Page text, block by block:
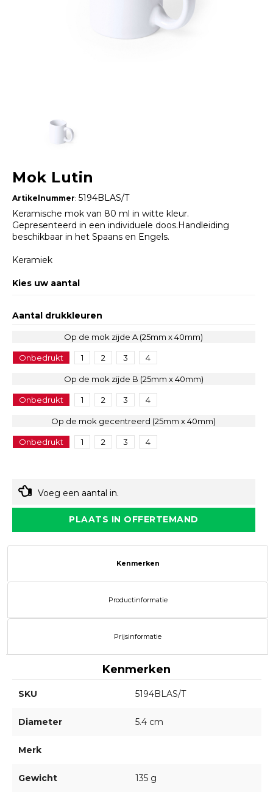
Mok Lutin
Artikelnummer:5194BLAS/T
Keramische mok van 80 ml in witte kleur.
Gepresenteerd in een individuele doos.Handleiding
beschikbaar in het Spaans en Engels.
Keramiek
Kies uw aantal
Aantal drukkleuren
Op de mok zijde A (25mm x 40mm)
Onbedrukt 1 2 3 4
Op de mok zijde B (25mm x 40mm)
Onbedrukt 1 2 3 4
Op de mok gecentreerd (25mm x 40mm)
Onbedrukt 1 2 3 4
Voeg een aantal in.
PLAATS IN OFFERTEMAND
Kenmerken
Productinformatie
Prijsinformatie
Kenmerken
SKU 5194BLAS/T
Diameter 5.4 cm
Merk
Gewicht 135 g